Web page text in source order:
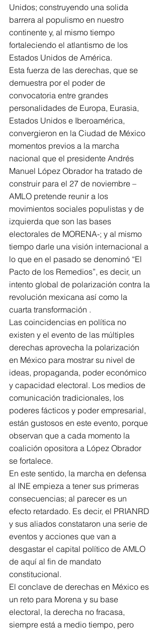
Unidos; construyendo una solida
barrera al populismo en nuestro
continente y, al mismo tiempo
fortaleciendo el atlantismo de los
Estados Unidos de América.
Esta fuerza de las derechas, que se
demuestra por el poder de
convocatoria entre grandes
personalidades de Europa, Eurasia,
Estados Unidos e Iberoamérica,
convergieron en la Ciudad de México
momentos previos a la marcha
nacional que el presidente Andrés
Manuel López Obrador ha tratado de
construir para el 27 de noviembre –
AMLO pretende reunir a los
movimientos sociales populistas y de
izquierda que son las bases
electorales de MORENA-; y al mismo
tiempo darle una visión internacional a
lo que en el pasado se denominó “El
Pacto de los Remedios”, es decir, un
intento global de polarización contra la
revolución mexicana así como la
cuarta transformación .
Las coincidencias en política no
existen y el evento de las múltiples
derechas aprovecha la polarización
en México para mostrar su nivel de
ideas, propaganda, poder económico
y capacidad electoral. Los medios de
comunicación tradicionales, los
poderes fácticos y poder empresarial,
están gustosos en este evento, porque
observan que a cada momento la
coalición opositora a López Obrador
se fortalece.
En este sentido, la marcha en defensa
al INE empieza a tener sus primeras
consecuencias; al parecer es un
efecto retardado. Es decir, el PRIANRD
y sus aliados constataron una serie de
eventos y acciones que van a
desgastar el capital político de AMLO
de aquí al fin de mandato
constitucional.
El conclave de derechas en México es
un reto para Morena y su base
electoral, la derecha no fracasa,
siempre está a medio tiempo, pero